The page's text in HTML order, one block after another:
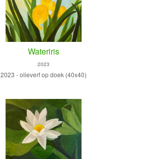
Wateriris
2023
2023 - olieverf op doek (40x40)